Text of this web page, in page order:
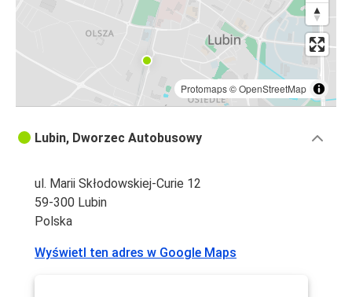
Lubin
Lubin
Lubin
Protomaps©OpenStreetMap
Lubin, Dworzec Autobusowy
ul. Marii Skłodowskiej-Curie 12
59-300 Lubin
Polska
Wyświetl ten adres w Google Maps